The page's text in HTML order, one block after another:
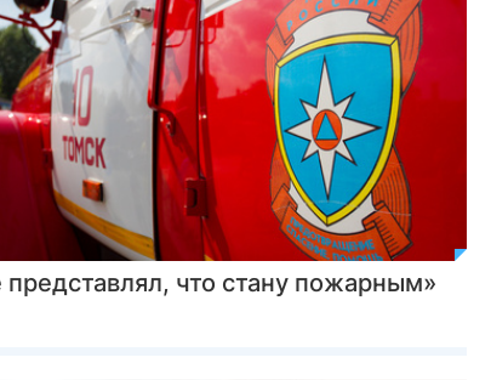
представлял, что стану пожарным»